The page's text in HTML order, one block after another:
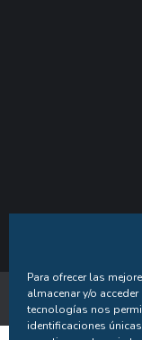
Para ofrecer las
almacenar y/o
tecnologías nos
identificaciones